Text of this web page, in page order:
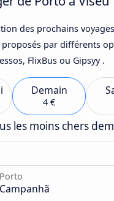
des prochains
proposés par différents
FlixBus ou Gipsyy .
Demain
4 €
les moins chers
Porto
Campanhã